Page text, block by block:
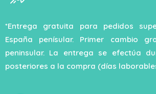
*Entrega gratuita para pedidos
España penísular. Primer cambio
peninsular. La entrega se efectúa
posteriores a la compra (días